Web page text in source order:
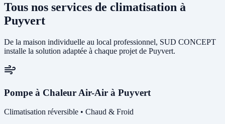
Tous nos services de climatisation à
Puyvert
De la maison individuelle au local professionnel, SUD CONCEPT
installe la solution adaptée à chaque projet de Puyvert.
Pompe à Chaleur Air-Air à Puyvert
Climatisation réversible • Chaud & Froid